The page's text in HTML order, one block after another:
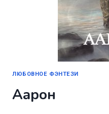
ЛЮБОВНОЕ ФЭНТЕЗИ
Аарон